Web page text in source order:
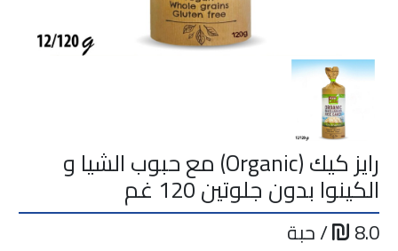
رايز كيك (Organic) مع حبوب الشيا و
الكينوا بدون جلوتين 120 غم
8.0 / حبة